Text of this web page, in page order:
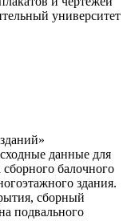
университет
данные для
балочного
здания.
сборный
подвального